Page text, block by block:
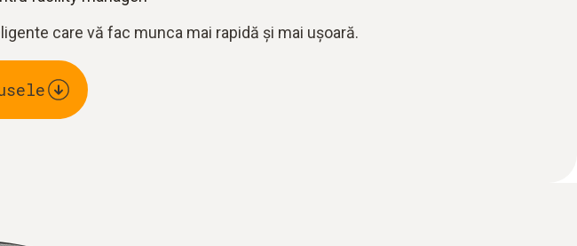
care vă fac munca mai rapidă și mai ușoară.